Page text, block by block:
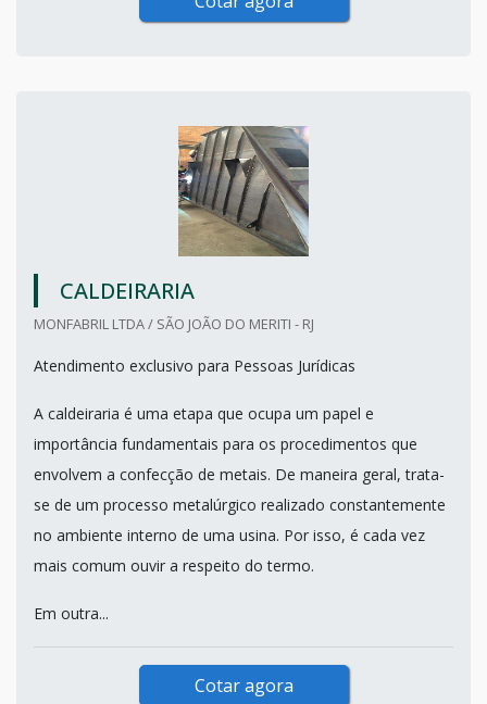
CALDEIRARIA
MONFABRIL LTDA / SÃO JOÃO DO MERITI - RJ
Atendimento exclusivo para Pessoas Jurídicas
A caldeiraria é uma etapa que ocupa um papel e
importância fundamentais para os procedimentos que
envolvem a confecção de metais. De maneira geral, trata-
se de um processo metalúrgico realizado constantemente
no ambiente interno de uma usina. Por isso, é cada vez
mais comum ouvir a respeito do termo.
Em outra...
Cotar agora